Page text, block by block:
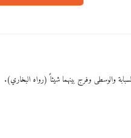
والوسطى وفرج بينهما شيئاً (رواه البخاري).